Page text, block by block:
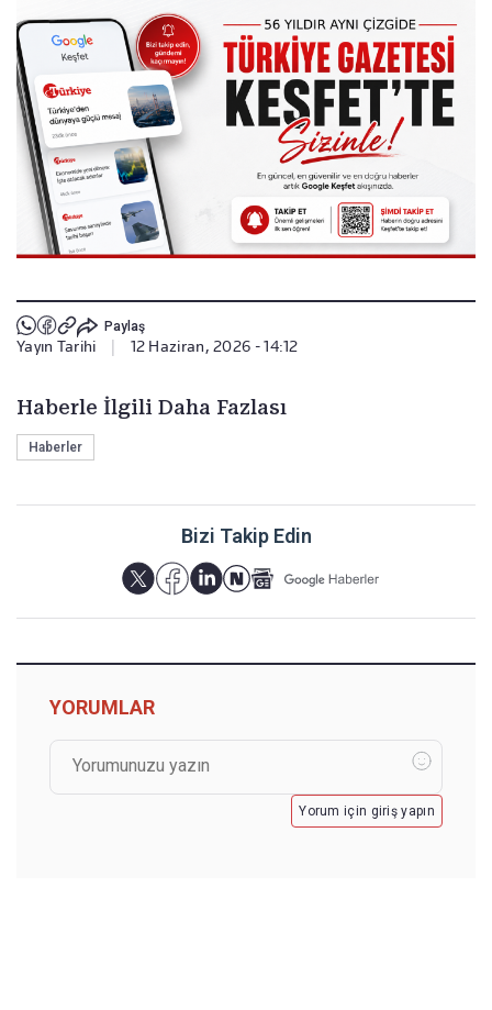
Paylaş
Yayın Tarihi 12 Haziran, 2026 - 14:12
Haberle İlgili Daha Fazlası
Haberler
Bizi Takip Edin
YORUMLAR
Yorum için giriş yapın